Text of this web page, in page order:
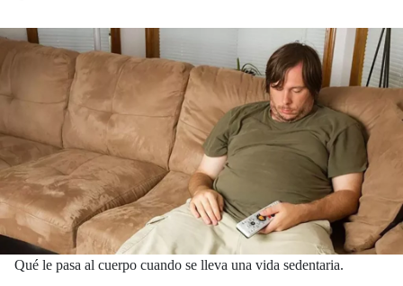
Qué le pasa al cuerpo cuando se lleva una vida sedentaria.